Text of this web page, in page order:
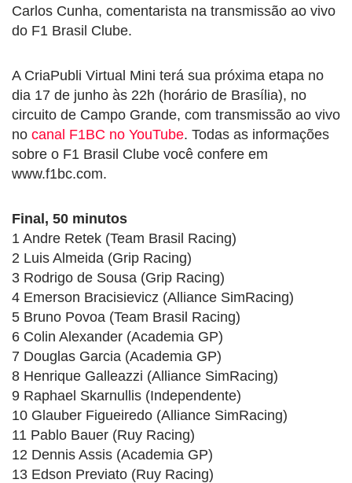
Carlos Cunha, comentarista na transmissão ao vivo
do F1 Brasil Clube.
A CriaPubli Virtual Mini terá sua próxima etapa no
dia 17 de junho às 22h (horário de Brasília), no
circuito de Campo Grande, com transmissão ao vivo
no canal F1BC no YouTube. Todas as informações
sobre o F1 Brasil Clube você confere em
www.f1bc.com.
Final, 50 minutos
1 Andre Retek (Team Brasil Racing)
2 Luis Almeida (Grip Racing)
3 Rodrigo de Sousa (Grip Racing)
4 Emerson Bracisievicz (Alliance SimRacing)
5 Bruno Povoa (Team Brasil Racing)
6 Colin Alexander (Academia GP)
7 Douglas Garcia (Academia GP)
8 Henrique Galleazzi (Alliance SimRacing)
9 Raphael Skarnullis (Independente)
10 Glauber Figueiredo (Alliance SimRacing)
11 Pablo Bauer (Ruy Racing)
12 Dennis Assis (Academia GP)
13 Edson Previato (Ruy Racing)